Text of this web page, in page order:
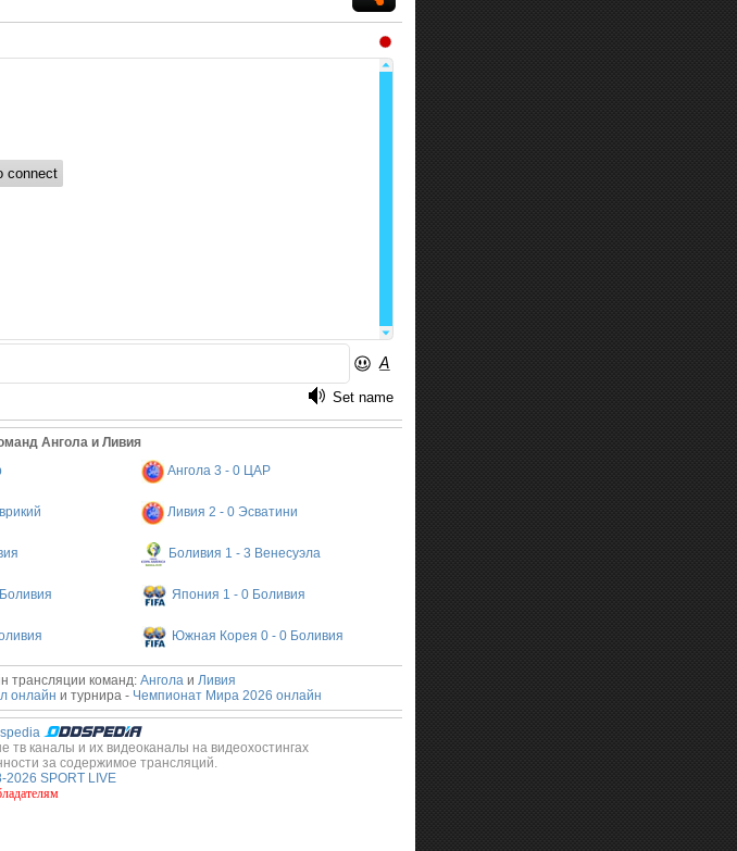
Ангола и Ливия
Ангола 3 - 0 ЦАР
Ливия 2 - 0 Эсватини
Боливия 1 - 3 Венесуэла
Япония 1 - 0 Боливия
Южная Корея 0 - 0 Боливия
трансляции команд: Ангола и Ливия
онлайн и турнира - Чемпионат Мира 2026 онлайн
каналы и их видеоканалы на видеохостингах
за содержимое трансляций.
SPORT LIVE